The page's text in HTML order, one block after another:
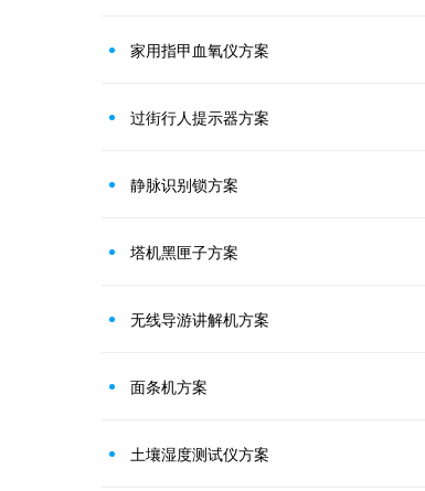
家用指甲血氧仪方案
过街行人提示器方案
静脉识别锁方案
塔机黑匣子方案
无线导游讲解机方案
面条机方案
土壤湿度测试仪方案